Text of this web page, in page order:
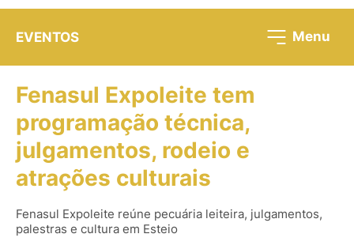
EVENTOS Menu
Fenasul Expoleite tem
programação técnica,
julgamentos, rodeio e
atrações culturais
Fenasul Expoleite reúne pecuária leiteira, julgamentos,
palestras e cultura em Esteio